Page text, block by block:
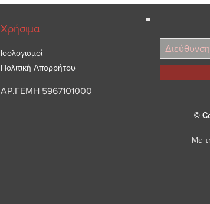
Χρήσιμα
Ισολογισμοί
Πολιτική Απορρήτου
ΑΡ.ΓΕΜΗ 5967101000
©
Με